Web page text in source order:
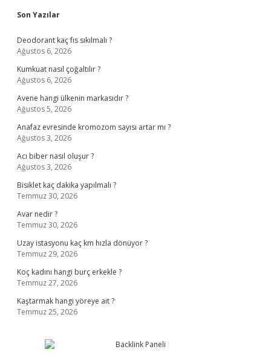
Sidebar
Son Yazılar
Deodorant kaç fıs sıkılmalı ?
Ağustos 6, 2026
Kumkuat nasıl çoğaltılır ?
Ağustos 6, 2026
Avene hangi ülkenin markasıdır ?
Ağustos 5, 2026
Anafaz evresinde kromozom sayısı artar mı ?
Ağustos 3, 2026
Acı biber nasıl oluşur ?
Ağustos 3, 2026
Bisiklet kaç dakika yapılmalı ?
Temmuz 30, 2026
Avar nedir ?
Temmuz 30, 2026
Uzay istasyonu kaç km hızla dönüyor ?
Temmuz 29, 2026
Koç kadını hangi burç erkekle ?
Temmuz 27, 2026
Kaştarmak hangi yöreye ait ?
Temmuz 25, 2026